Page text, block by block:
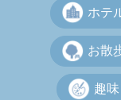
ホテ
お散
趣